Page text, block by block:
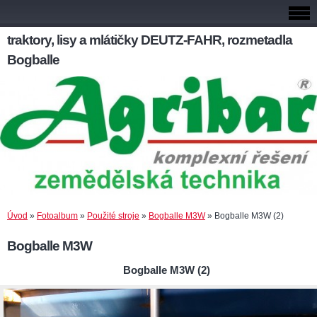
traktory, lisy a mlátičky DEUTZ-FAHR, rozmetadla
Bogballe
Úvod » Fotoalbum » Použité stroje » Bogballe M3W» Bogballe M3W (2)
Bogballe M3W
Bogballe M3W (2)